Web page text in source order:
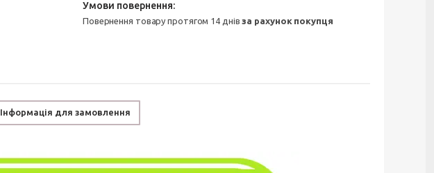
повернення товару протягом 14 днівза рахунок покупця
Інформація для замовлення